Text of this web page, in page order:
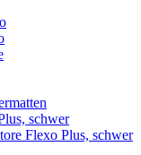
schwer
Flexo Plus, schwer